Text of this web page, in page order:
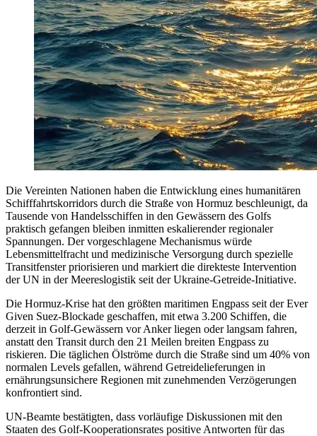
Die Vereinten Nationen haben die Entwicklung eines humanitären
Schifffahrtskorridors durch die Straße von Hormuz beschleunigt, da
Tausende von Handelsschiffen in den Gewässern des Golfs
praktisch gefangen bleiben inmitten eskalierender regionaler
Spannungen. Der vorgeschlagene Mechanismus würde
Lebensmittelfracht und medizinische Versorgung durch spezielle
Transitfenster priorisieren und markiert die direkteste Intervention
der UN in der Meereslogistik seit der Ukraine-Getreide-Initiative.
Die Hormuz-Krise hat den größten maritimen Engpass seit der Ever
Given Suez-Blockade geschaffen, mit etwa 3.200 Schiffen, die
derzeit in Golf-Gewässern vor Anker liegen oder langsam fahren,
anstatt den Transit durch den 21 Meilen breiten Engpass zu
riskieren. Die täglichen Ölströme durch die Straße sind um 40% von
normalen Levels gefallen, während Getreidelieferungen in
ernährungsunsichere Regionen mit zunehmenden Verzögerungen
konfrontiert sind.
UN-Beamte bestätigten, dass vorläufige Diskussionen mit den
Staaten des Golf-Kooperationsrates positive Antworten für das